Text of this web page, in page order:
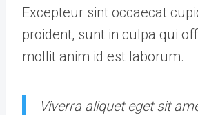
Excepteur sint occaecat
proident, sunt in culpa qui
mollit anim id est laborum.
Viverra aliquet eget sit